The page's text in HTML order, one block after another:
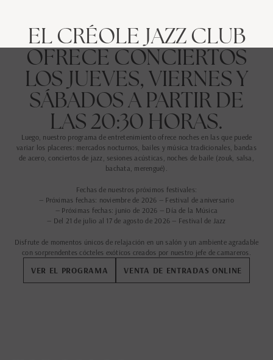
EL CRÉOLE JAZZ CLUB
OFRECE CONCIERTOS
LOS JUEVES, VIERNES Y
SÁBADOS A PARTIR DE
LAS 20:30 HORAS.
Luego, nuestro programa de entretenimiento ofrece noches en las que puede
variar los placeres: mercados nocturnos, bailes y música tradicionales, bandas
de acero, conciertos de jazz, sesiones acústicas, noches de baile (zouk, salsa,
bachata, merengué).
Fechas de nuestros próximos festivales:
— Próximas fechas: noviembre de 2026 — Festival de aniversario
— Próximas fechas: junio de 2026 — Día de la Música
— Del 21 de julio al 17 de agosto de 2026 — Festival de Jazz
Disfrute de momentos únicos de relajación en un salón y un ambiente agradable
con sorprendentes cócteles exóticos creados por nuestro jefe de camareros.
VER EL PROGRAMA VENTA DE ENTRADAS ONLINE